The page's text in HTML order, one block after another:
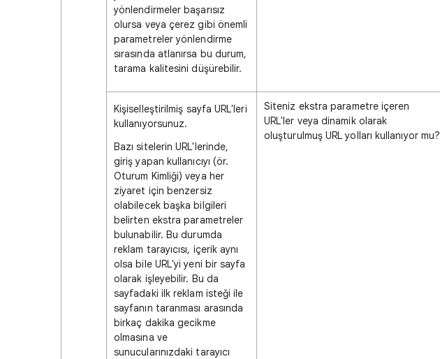
yönlendirmeler başarısız
olursa veya çerez gibi önemli
parametreler yönlendirme
sırasında atlanırsa bu durum,
tarama kalitesini düşürebilir.
Kişiselleştirilmiş sayfa URL'leri
kullanıyorsunuz.
Bazı sitelerin URL'lerinde,
giriş yapan kullanıcıyı (ör.
Oturum Kimliği) veya her
ziyaret için benzersiz
olabilecek başka bilgileri
belirten ekstra parametreler
bulunabilir. Bu durumda
reklam tarayıcısı, içerik aynı
olsa bile URL'yi yeni bir sayfa
olarak işleyebilir. Bu da
sayfadaki ilk reklam isteği ile
sayfanın taranması arasında
birkaç dakika gecikme
olmasına ve
sunucularınızdaki tarayıcı
Siteniz ekstra parametre içeren
URL'ler veya dinamik olarak
oluşturulmuş URL yolları kullanıyor mu?